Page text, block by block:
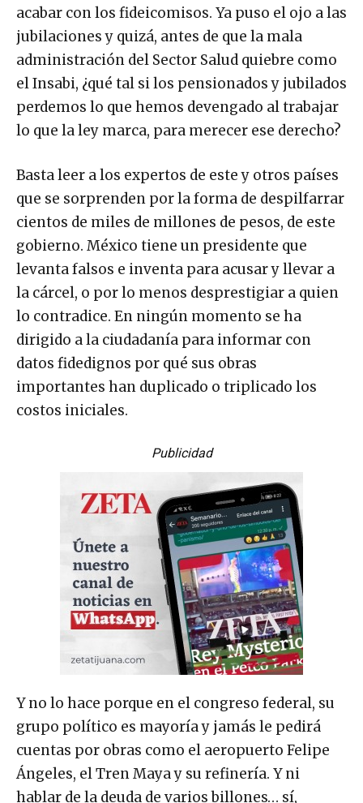
acabar con los fideicomisos. Ya puso el ojo a las
jubilaciones y quizá, antes de que la mala
administración del Sector Salud quiebre como
el Insabi, ¿qué tal si los pensionados y jubilados
perdemos lo que hemos devengado al trabajar
lo que la ley marca, para merecer ese derecho?
Basta leer a los expertos de este y otros países
que se sorprenden por la forma de despilfarrar
cientos de miles de millones de pesos, de este
gobierno. México tiene un presidente que
levanta falsos e inventa para acusar y llevar a
la cárcel, o por lo menos desprestigiar a quien
lo contradice. En ningún momento se ha
dirigido a la ciudadanía para informar con
datos fidedignos por qué sus obras
importantes han duplicado o triplicado los
costos iniciales.
Publicidad
Y no lo hace porque en el congreso federal, su
grupo político es mayoría y jamás le pedirá
cuentas por obras como el aeropuerto Felipe
Ángeles, el Tren Maya y su refinería. Y ni
hablar de la deuda de varios billones… sí,